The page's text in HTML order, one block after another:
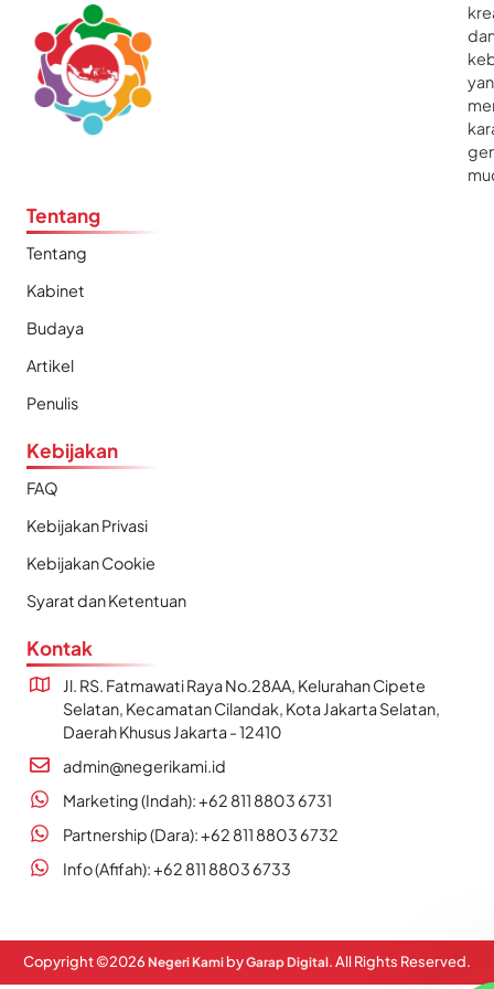
Tentang
Tentang
Kabinet
Budaya
Artikel
Penulis
Kebijakan
FAQ
Kebijakan Privasi
Kebijakan Cookie
Syarat dan Ketentuan
Kontak
Jl. RS. Fatmawati Raya No.28AA, Kelurahan Cipete
Selatan, Kecamatan Cilandak, Kota Jakarta Selatan,
Daerah Khusus Jakarta - 12410
admin@negerikami.id
Marketing (Indah): +62 811 8803 6731
Partnership (Dara): +62 811 8803 6732
Info (Afifah): +62 811 8803 6733
Copyright ©2026 Negeri Kami byGarap Digital. All Rights Reserved.